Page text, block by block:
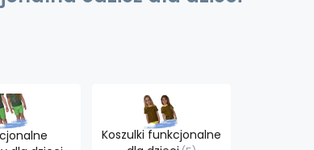
Koszulki funkcjonalne